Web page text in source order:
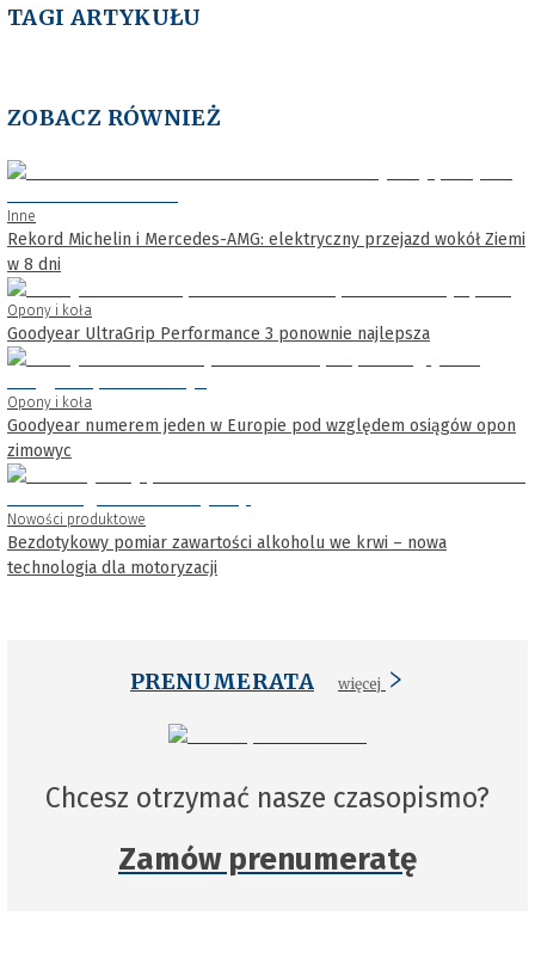
TAGI ARTYKUŁU
ZOBACZ RÓWNIEŻ
Inne
Rekord Michelin i Mercedes-AMG: elektryczny przejazd wokół Ziemi
w 8 dni
Opony i koła
Goodyear UltraGrip Performance 3 ponownie najlepsza
Opony i koła
Goodyear numerem jeden w Europie pod względem osiągów opon
zimowyc
Nowości produktowe
Bezdotykowy pomiar zawartości alkoholu we krwi – nowa
technologia dla motoryzacji
PRENUMERATA więcej
Chcesz otrzymać nasze czasopismo?
Zamów prenumeratę